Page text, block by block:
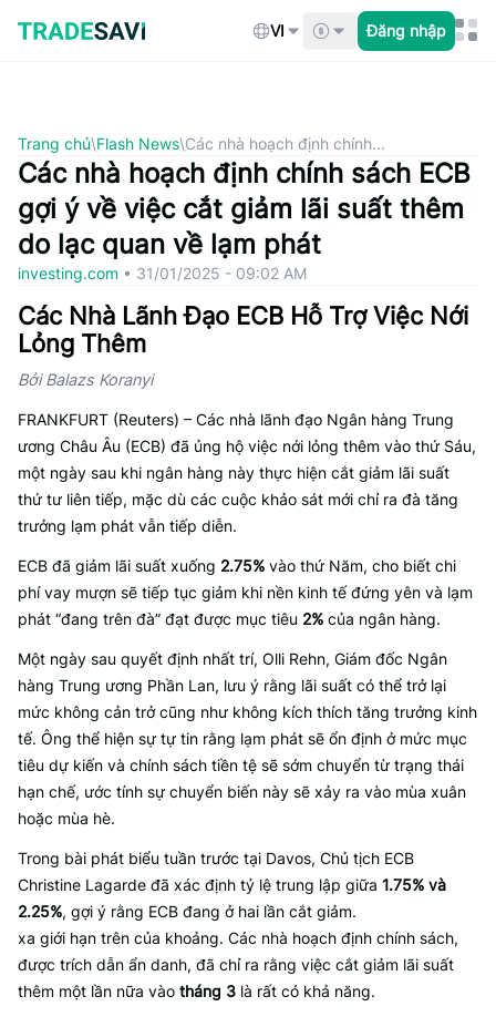
qua
nội
VI Đăng nhập
Trang chủ\Flash News\Các nhà hoạch định chính...
Các nhà hoạch định chính sách ECB
gợi ý về việc cắt giảm lãi suất thêm
do lạc quan về lạm phát
investing.com • 31/01/2025 - 09:02 AM
Các Nhà Lãnh Đạo ECB Hỗ Trợ Việc Nới
Lỏng Thêm
Bởi Balazs Koranyi
FRANKFURT (Reuters) – Các nhà lãnh đạo Ngân hàng Trung
ương Châu Âu (ECB) đã ủng hộ việc nới lỏng thêm vào thứ Sáu,
một ngày sau khi ngân hàng này thực hiện cắt giảm lãi suất
thứ tư liên tiếp, mặc dù các cuộc khảo sát mới chỉ ra đà tăng
trưởng lạm phát vẫn tiếp diễn.
ECB đã giảm lãi suất xuống 2.75% vào thứ Năm, cho biết chi
phí vay mượn sẽ tiếp tục giảm khi nền kinh tế đứng yên và lạm
phát “đang trên đà” đạt được mục tiêu 2% của ngân hàng.
Một ngày sau quyết định nhất trí, Olli Rehn, Giám đốc Ngân
hàng Trung ương Phần Lan, lưu ý rằng lãi suất có thể trở lại
mức không cản trở cũng như không kích thích tăng trưởng kinh
tế. Ông thể hiện sự tự tin rằng lạm phát sẽ ổn định ở mức mục
tiêu dự kiến và chính sách tiền tệ sẽ sớm chuyển từ trạng thái
hạn chế, ước tính sự chuyển biến này sẽ xảy ra vào mùa xuân
hoặc mùa hè.
Trong bài phát biểu tuần trước tại Davos, Chủ tịch ECB
Christine Lagarde đã xác định tỷ lệ trung lập giữa 1.75% và
2.25%, gợi ý rằng ECB đang ở hai lần cắt giảm.
xa giới hạn trên của khoảng. Các nhà hoạch định chính sách,
được trích dẫn ẩn danh, đã chỉ ra rằng việc cắt giảm lãi suất
thêm một lần nữa vào tháng 3 là rất có khả năng.